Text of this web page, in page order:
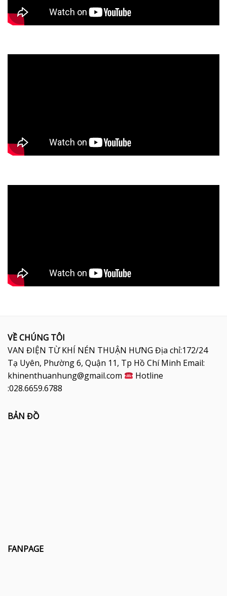
VỀ CHÚNG TÔI
VAN ĐIỆN TỪ KHÍ NÉN THUẬN HƯNG Địa chỉ:172/24
Tạ Uyên, Phường 6, Quận 11, Tp Hồ Chí Minh Email:
khinenthuanhung@gmail.com
Hotline
:028.6659.6788
BẢN ĐỒ
FANPAGE